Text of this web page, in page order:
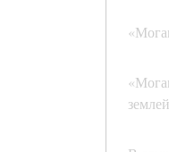
землей